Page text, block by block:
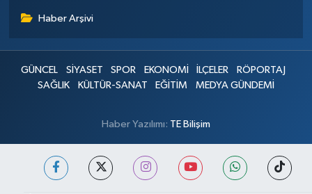
Haber Arşivi
GÜNCEL SİYASET SPOR EKONOMİ İLÇELER
RÖPORTAJ
SAĞLIK
KÜLTÜR-SANAT EĞİTİM MEDYA GÜNDEMİ
Haber Yazılımı: TE Bilişim